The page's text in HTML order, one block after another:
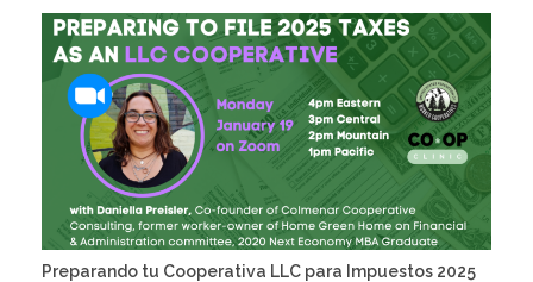
Preparando tu Cooperativa LLC para Impuestos 2025